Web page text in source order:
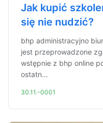
Jak kupić
się nie nudzić?
bhp administracyjno
jest przeprowadzone
wstępnie z bhp online
ostatn...
30.11.-0001